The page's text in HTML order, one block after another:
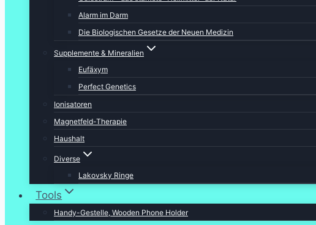
Alarm im Darm
Die Biologischen Gesetze der Neuen Medizin
Supplemente & Mineralien
Eufäxym
Perfect Genetics
Ionisatoren
Magnetfeld-Therapie
Haushalt
Diverse
Lakovsky Ringe
Tools
Handy-Gestelle, Wooden Phone Holder